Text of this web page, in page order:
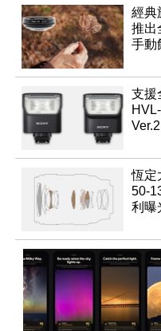
經典
推出
手動
支援
恆定
50-
利曝